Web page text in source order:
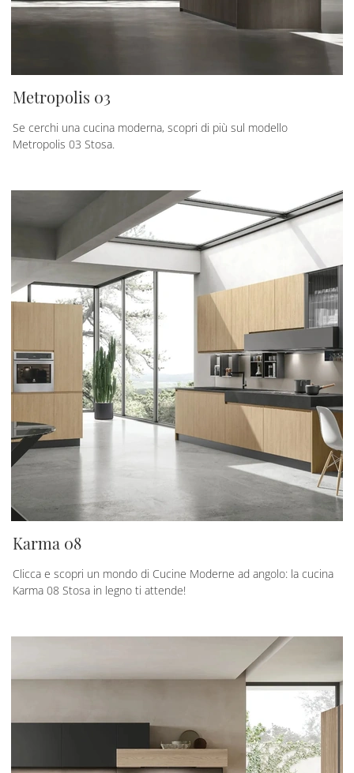
Metropolis 03
Se cerchi una cucina moderna, scopri di più sul modello
Metropolis 03 Stosa.
Karma 08
Clicca e scopri un mondo di Cucine Moderne ad angolo: la cucina
Karma 08 Stosa in legno ti attende!